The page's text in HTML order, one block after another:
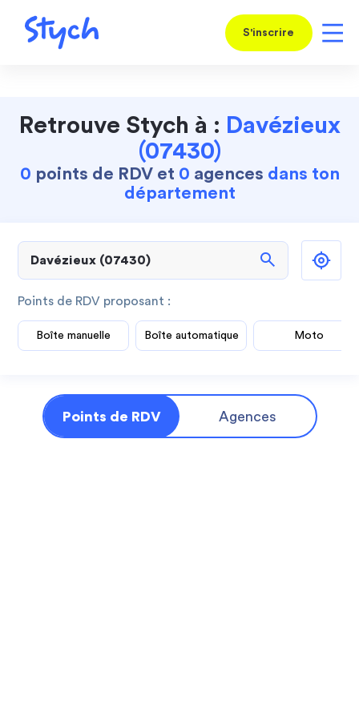
S'inscrire
Retrouve Stych à : Davézieux
(07430)
0 points de RDV et 0 agences dans ton
département
search
Points de RDV proposant :
Boîte manuelle Boîte automatique Moto
Points de RDV Agences